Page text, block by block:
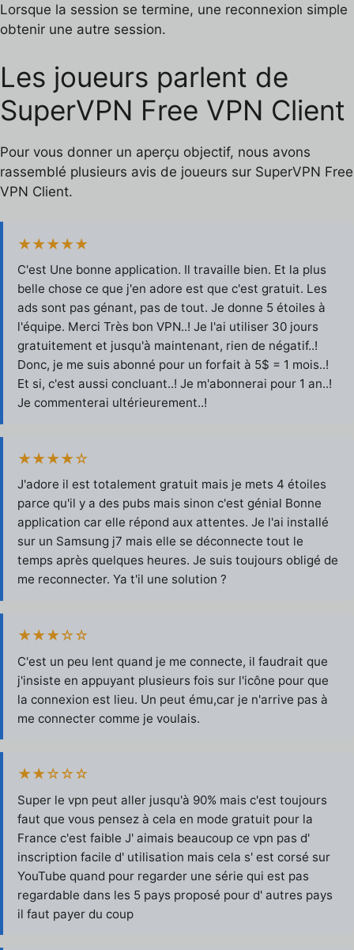
Lorsque la session se termine, une reconnexion simple
obtenir une autre session.
Les joueurs parlent de
SuperVPN Free VPN Client
Pour vous donner un aperçu objectif, nous avons
rassemblé plusieurs avis de joueurs sur SuperVPN Free
VPN Client.
★★★★★
C'est Une bonne application. Il travaille bien. Et la plus
belle chose ce que j'en adore est que c'est gratuit. Les
ads sont pas génant, pas de tout. Je donne 5 étoiles à
l'équipe. Merci Très bon VPN..! Je l'ai utiliser 30 jours
gratuitement et jusqu'à maintenant, rien de négatif..!
Donc, je me suis abonné pour un forfait à 5$ = 1 mois..!
Et si, c'est aussi concluant..! Je m'abonnerai pour 1 an..!
Je commenterai ultérieurement..!
★★★★☆
J'adore il est totalement gratuit mais je mets 4 étoiles
parce qu'il y a des pubs mais sinon c'est génial Bonne
application car elle répond aux attentes. Je l'ai installé
sur un Samsung j7 mais elle se déconnecte tout le
temps après quelques heures. Je suis toujours obligé de
me reconnecter. Ya t'il une solution ?
★★★☆☆
C'est un peu lent quand je me connecte, il faudrait que
j'insiste en appuyant plusieurs fois sur l'icône pour que
la connexion est lieu. Un peut ému,car je n'arrive pas à
me connecter comme je voulais.
★★☆☆☆
Super le vpn peut aller jusqu'à 90% mais c'est toujours
faut que vous pensez à cela en mode gratuit pour la
France c'est faible J' aimais beaucoup ce vpn pas d'
inscription facile d' utilisation mais cela s' est corsé sur
YouTube quand pour regarder une série qui est pas
regardable dans les 5 pays proposé pour d' autres pays
il faut payer du coup